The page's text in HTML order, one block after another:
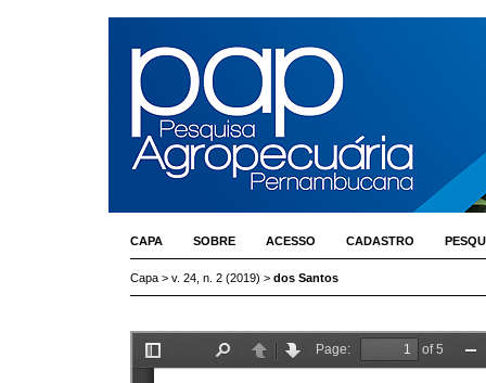
CAPA SOBRE ACESSO CADASTRO
Capa > v. 24, n. 2 (2019) > dos Santos